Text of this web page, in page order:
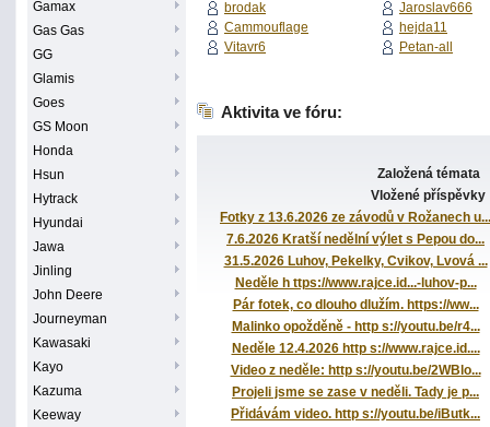
Gamax
Gas Gas
GG
Glamis
Goes
GS Moon
Honda
Hsun
Hytrack
Hyundai
Jawa
Jinling
John Deere
Journeyman
Kawasaki
Kayo
Kazuma
Keeway
brodak
Jaroslav666
Cammouflage
hejda11
Vitavr6
Petan-all
Aktivita ve fóru:
Založená témata
Vložené příspěvky
Fotky z 13.6.2026 ze závodů v Rožanech u...
7.6.2026 Kratší nedělní výlet s Pepou do...
31.5.2026 Luhov, Pekelky, Cvikov, Lvová ...
Neděle h ttps://www.rajce.id...-luhov-p...
Pár fotek, co dlouho dlužím. https://ww...
Malinko opožděně - http s://youtu.be/r4...
Neděle 12.4.2026 http s://www.rajce.id....
Video z neděle: http s://youtu.be/2WBlo...
Projeli jsme se zase v neděli. Tady je p...
Přidávám video. http s://youtu.be/iButk...